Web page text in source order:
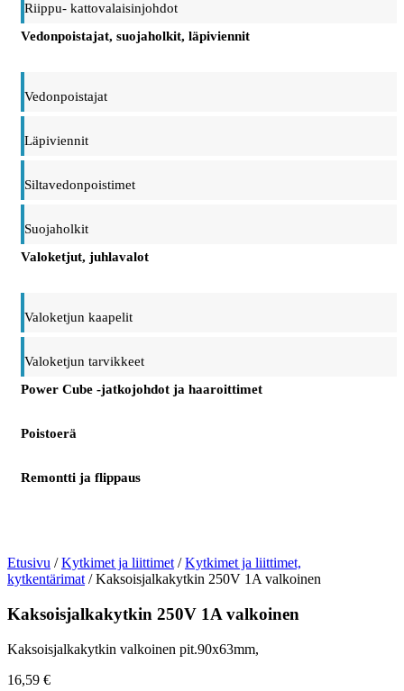
Riippu- kattovalaisinjohdot
Vedonpoistajat, suojaholkit, läpiviennit
Vedonpoistajat
Läpiviennit
Siltavedonpoistimet
Suojaholkit
Valoketjut, juhlavalot
Valoketjun kaapelit
Valoketjun tarvikkeet
Power Cube -jatkojohdot ja haaroittimet
Poistoerä
Remontti ja flippaus
Etusivu /Kytkimet ja liittimet /Kytkimet ja liittimet,
kytkentärimat / Kaksoisjalkakytkin 250V 1A valkoinen
Kaksoisjalkakytkin 250V 1A valkoinen
Kaksoisjalkakytkin valkoinen pit.90x63mm,
16,59 €